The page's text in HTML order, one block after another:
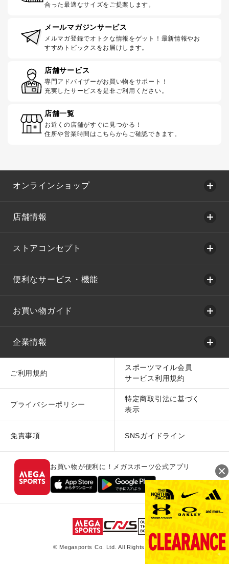
合った最適なサイズをご提案します。
メールマガジンサービス
メルマガ登録でオトクな情報をゲット！最新情報やお
すすめトピックスをお届けします。
店舗サービス
専門アドバイザーがお買い物をサポート！
充実したサービスを是非ご利用ください。
店舗一覧
お近くの店舗がすぐに見つかる！
住所や営業時間はこちらからご確認できます。
オンラインショップ
店舗情報
ストアコンセプト
便利なサービス・機能
お買い物ガイド
企業情報
ご利用規約
スポーツマイル会員
サービス利用規約
プライバシーポリシー
特定商取引法に基づく
表示
免責事項 SNSガイドライン
お買い物が便利に！メガスポーツ公式アプリ
© Megasports Co. Ltd. All Rights Reserved.